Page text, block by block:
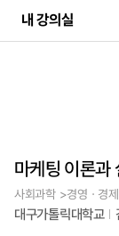
내 강의실
마케팅 이론과
사회과학 >경영ㆍ경
대구가톨릭대학교